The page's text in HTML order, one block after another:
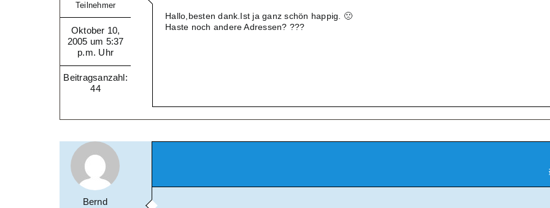
Teilnehmer
Oktober 10,
2005 um 5:37
p.m. Uhr
Beitragsanzahl:
44
Hallo,besten dank.Ist ja ganz schön happig. 🙁
Haste noch andere Adressen? ???
Bernd